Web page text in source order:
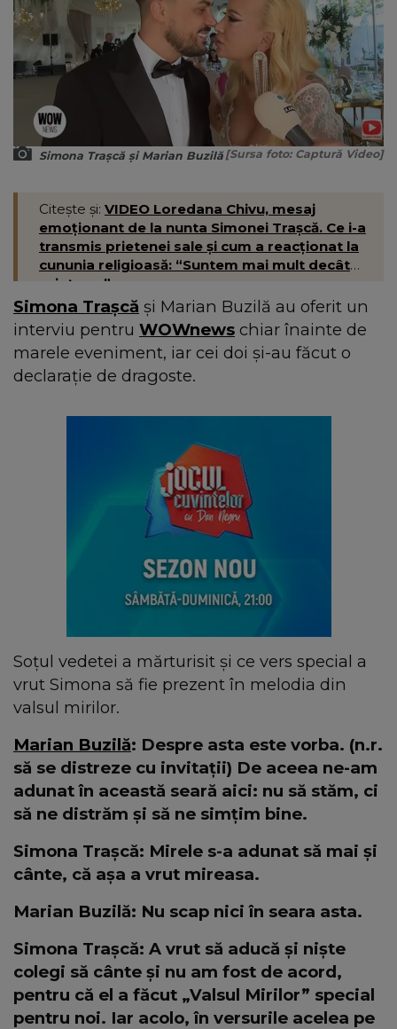
Simona Trașcă și Marian Buzilă [Sursa foto: Captură Video]
Citește și: VIDEO Loredana Chivu, mesaj
emoționant de la nunta Simonei Trașcă. Ce i-a
transmis prietenei sale și cum a reacționat la
cununia religioasă: “Suntem mai mult decât
prietene.”
Simona Trașcă și Marian Buzilă au oferit un
interviu pentru WOWnews chiar înainte de
marele eveniment, iar cei doi și-au făcut o
declarație de dragoste.
Soțul vedetei a mărturisit și ce vers special a
vrut Simona să fie prezent în melodia din
valsul mirilor.
Marian Buzilă: Despre asta este vorba. (n.r.
să se distreze cu invitații) De aceea ne-am
adunat în această seară aici: nu să stăm, ci
să ne distrăm și să ne simțim bine.
Simona Trașcă: Mirele s-a adunat să mai și
cânte, că așa a vrut mireasa.
Marian Buzilă: Nu scap nici în seara asta.
Simona Trașcă: A vrut să aducă și niște
colegi să cânte și nu am fost de acord,
pentru că el a făcut „Valsul Mirilor” special
pentru noi. Iar acolo, în versurile acelea pe